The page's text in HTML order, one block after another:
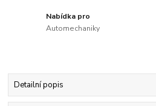
Nabídka pro
Automechaniky
Detailní popis